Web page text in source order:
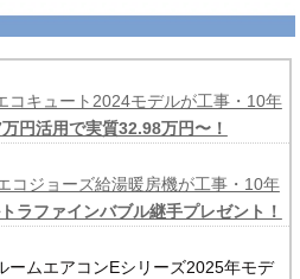
コキュート2024モデルが工事・10年
円活用で実質32.98万円〜！
コジョーズ給湯暖房機が工事・10年
ラファインバブル継手プレゼント！
ームエアコンEシリーズ2025年モデ